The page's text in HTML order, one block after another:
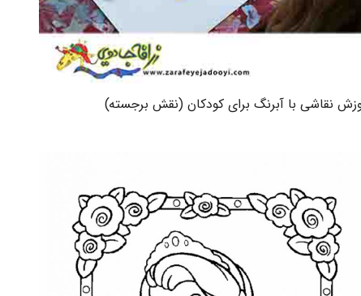
نقاشی با آبرنگ برای کودکان (نقش برجسته)